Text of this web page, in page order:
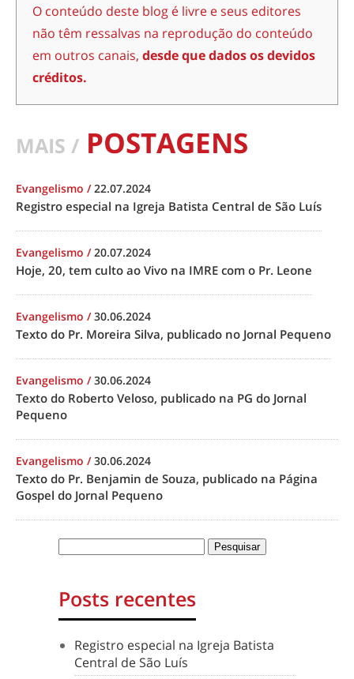
O conteúdo deste blog é livre e seus editores
não têm ressalvas na reprodução do conteúdo
em outros canais, desde que dados os devidos
créditos.
MAIS / POSTAGENS
Evangelismo /22.07.2024
Registro especial na Igreja Batista Central de São Luís
Evangelismo /20.07.2024
Hoje, 20, tem culto ao Vivo na IMRE com o Pr. Leone
Evangelismo /30.06.2024
Texto do Pr. Moreira Silva, publicado no Jornal Pequeno
Evangelismo /30.06.2024
Texto do Roberto Veloso, publicado na PG do Jornal
Pequeno
Evangelismo /30.06.2024
Texto do Pr. Benjamin de Souza, publicado na Página
Gospel do Jornal Pequeno
Posts recentes
Registro especial na Igreja Batista
Central de São Luís